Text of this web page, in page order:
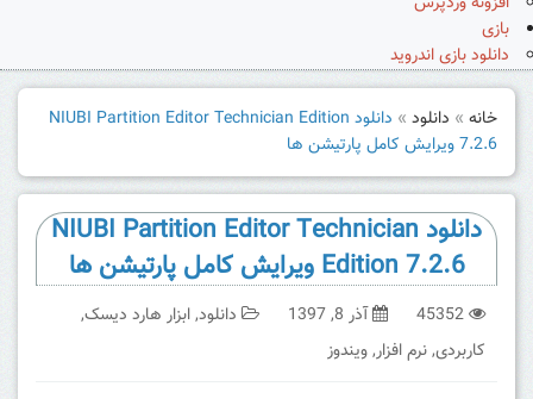
بازی
دانلود بازی اندروید
خانه » دانلود »
دانلود NIUBI Partition Editor Technician Edition
7.2.6 ویرایش کامل پارتیشن ها
دانلود NIUBI Partition Editor Technician
Edition 7.2.6 ویرایش کامل پارتیشن ها
45352 آذر 8, 1397 دانلود,ابزار هارد دیسک,
کاربردی,نرم افزار,ویندوز